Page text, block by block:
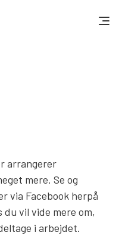
arrangerer
mere. Se og
via Facebook herpå
vil vide mere om,
i arbejdet.